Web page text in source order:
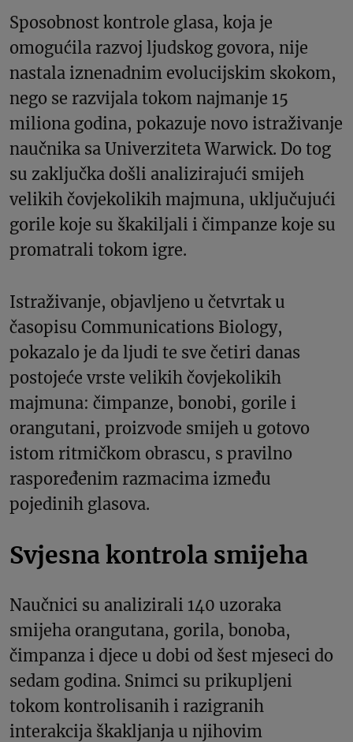
Sposobnost kontrole glasa, koja je
omogućila razvoj ljudskog govora, nije
nastala iznenadnim evolucijskim skokom,
nego se razvijala tokom najmanje 15
miliona godina, pokazuje novo istraživanje
naučnika sa Univerziteta Warwick. Do tog
su zaključka došli analizirajući smijeh
velikih čovjekolikih majmuna, uključujući
gorile koje su škakiljali i čimpanze koje su
promatrali tokom igre.
Istraživanje, objavljeno u četvrtak u
časopisu Communications Biology,
pokazalo je da ljudi te sve četiri danas
postojeće vrste velikih čovjekolikih
majmuna: čimpanze, bonobi, gorile i
orangutani, proizvode smijeh u gotovo
istom ritmičkom obrascu, s pravilno
raspoređenim razmacima između
pojedinih glasova.
Svjesna kontrola smijeha
Naučnici su analizirali 140 uzoraka
smijeha orangutana, gorila, bonoba,
čimpanza i djece u dobi od šest mjeseci do
sedam godina. Snimci su prikupljeni
tokom kontrolisanih i razigranih
interakcija škakljanja u njihovim